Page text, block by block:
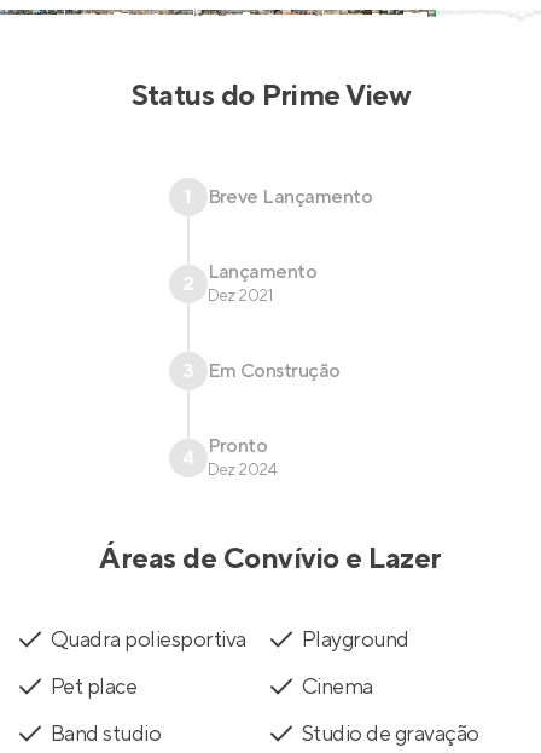
Status do Prime View
1 Breve Lançamento
2 Lançamento
Dez 2021
3 Em Construção
4 Pronto
Dez 2024
Áreas de Convívio e Lazer
Quadra poliesportiva
Playground
Pet place
Cinema
Band studio
Studio de gravação